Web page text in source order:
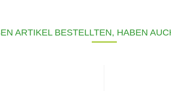
ARTIKEL BESTELLTEN, HABEN